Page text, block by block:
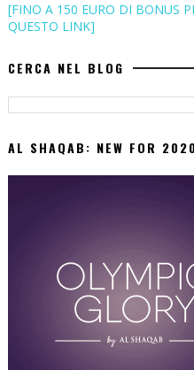
[FINO A 150 EURO DI BONUS
QUESTO LINK]
CERCA NEL BLOG
AL SHAQAB: NEW FOR